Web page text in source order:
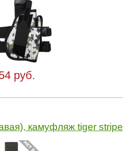
руб.
камуфляж tiger stripe